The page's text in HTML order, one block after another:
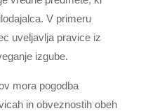
V primeru
uveljavlja pravice iz
izgube.
mora pogodba
in obveznostih obeh